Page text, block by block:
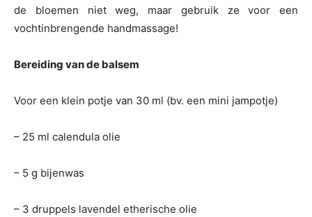
de bloemen niet weg, maar gebruik ze voor een
vochtinbrengende handmassage!
Bereiding van de balsem
Voor een klein potje van 30 ml (bv. een mini jampotje)
– 25 ml calendula olie
– 5 g bijenwas
– 3 druppels lavendel etherische olie